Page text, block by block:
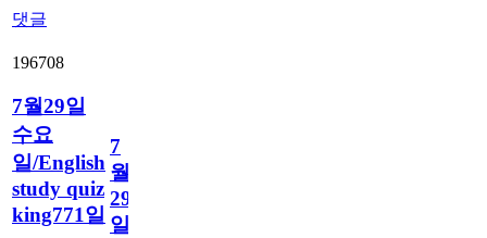
댓글
196708
7월29일
수요
일/English
study quiz
king771일
7
월
29
일